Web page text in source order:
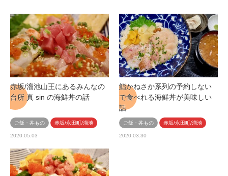
赤坂/溜池山王にあるみんなの
台所 真 sin の海鮮丼の話
ご飯・丼もの 赤坂/永田町/溜池
2020.05.03
鮨かねさか系列の予約しない
で食べれる海鮮丼が美味しい
話
ご飯・丼もの 赤坂/永田町/溜池
2020.03.30